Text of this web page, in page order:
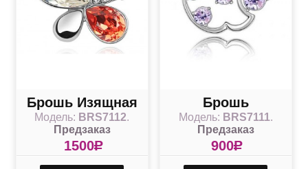
Брошь Изящная
с кристаллами
Swarovski
Модель: BRS7112.
Предзаказ
1500R
Брошь
"Яблочко" с
сиреневыми
кристаллами
Модель: BRS7111.
Предзаказ
900R